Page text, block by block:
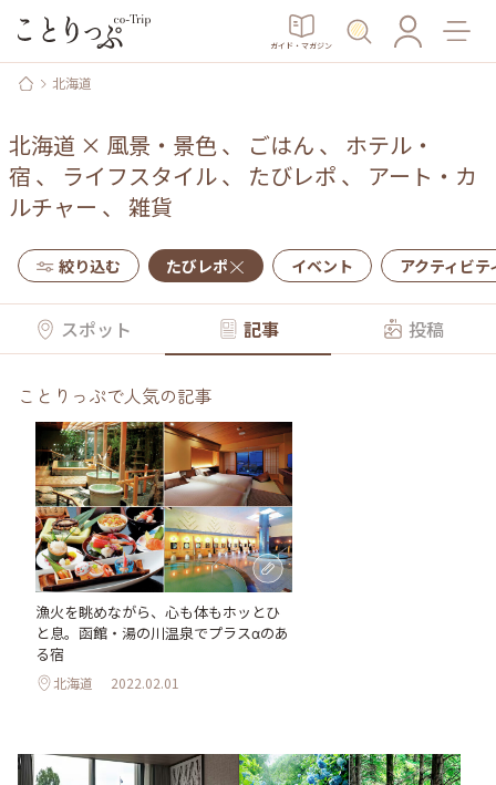
ガイド・マガジン
北海道
北海道 × 風景・景色、 ごはん 、 ホテル・
宿 、 ライフスタイル、 たびレポ 、 アート・カ
ルチャー 、 雑貨
絞り込む たびレポ イベント アクティビテ
スポット 記事 投稿
ことりっぷで人気の記事
漁火を眺めながら、心も体もホッとひ
と息。函館・湯の川温泉でプラスαのあ
る宿
北海道 2022.02.01